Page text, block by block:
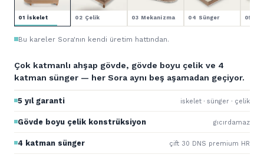
Çok katmanlı ahşap gövde, gövde boyu çelik ve 4
katman sünger — her Sora aynı beş aşamadan geçiyor.
5 yıl garanti iskelet · sünger · çelik
Gövde boyu çelik konstrüksiyon gıcırdamaz
4 katman sünger çift 30 DNS premium HR
01 İskelet 02 Çelik 03 Mekanizma 04 Sünger 05 Kol
Bu kareler Sora'nın kendi üretim hattından.